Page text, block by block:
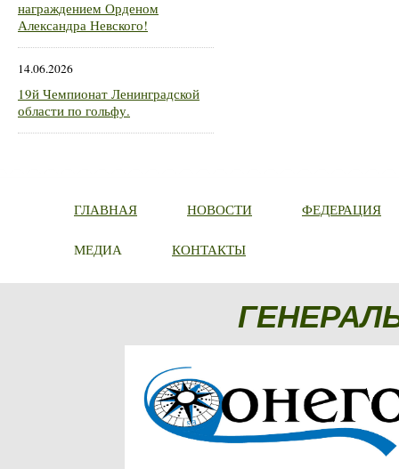
награждением Орденом
Александра Невского!
14.06.2026
19й Чемпионат Ленинградской
области по гольфу.
ГЛАВНАЯ НОВОСТИ ФЕДЕРАЦИЯ
МЕДИА КОНТАКТЫ